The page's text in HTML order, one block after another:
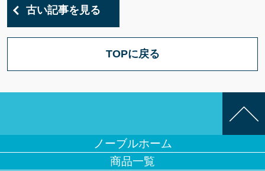
古い記事を見る
TOPに戻る
ノーブルホーム
商品一覧